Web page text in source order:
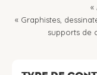
«
« Graphistes,
supports de